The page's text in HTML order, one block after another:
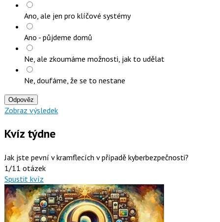
Ano, ale jen pro klíčové systémy
Ano - půjdeme domů
Ne, ale zkoumáme možnosti, jak to udělat
Ne, doufáme, že se to nestane
Odpověz
Zobraz výsledek
Kvíz týdne
Jak jste pevní v kramflecích v případě kyberbezpečnosti?
1/11 otázek
Spustit kvíz